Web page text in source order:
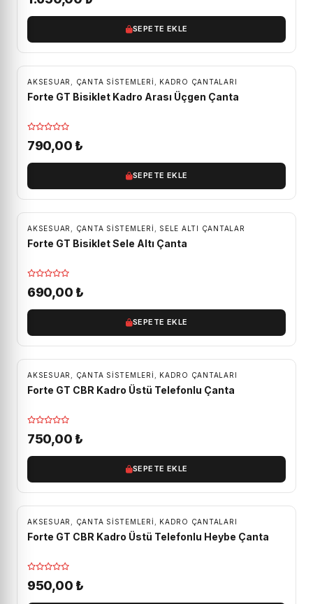
SEPETE EKLE
AKSESUAR ÇANTA SISTEMLERI KADRO ÇANTALARI
Forte GT Bisiklet Kadro Arası Üçgen Çanta
790,00 ₺
SEPETE EKLE
AKSESUAR ÇANTA SISTEMLERI SELE ALTI ÇANTALAR
Forte GT Bisiklet Sele Altı Çanta
690,00 ₺
SEPETE EKLE
AKSESUAR ÇANTA SISTEMLERI KADRO ÇANTALARI
Forte GT CBR Kadro Üstü Telefonlu Çanta
750,00 ₺
SEPETE EKLE
AKSESUAR ÇANTA SISTEMLERI KADRO ÇANTALARI
Forte GT CBR Kadro Üstü Telefonlu Heybe Çanta
950,00 ₺